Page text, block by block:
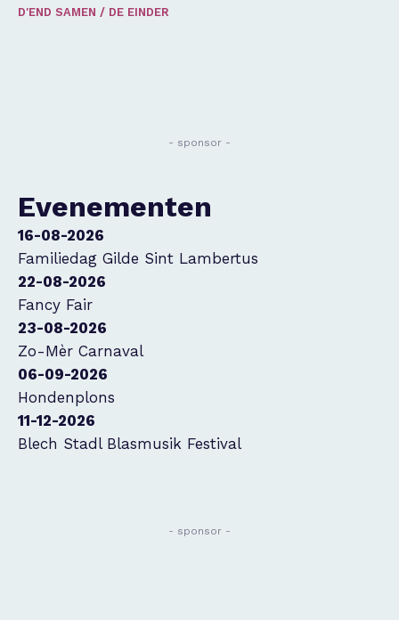
D'END SAMEN / DE EINDER
- sponsor -
Evenementen
16-08-2026
Familiedag Gilde Sint Lambertus
22-08-2026
Fancy Fair
23-08-2026
Zo-Mèr Carnaval
06-09-2026
Hondenplons
11-12-2026
Blech Stadl Blasmusik Festival
- sponsor -